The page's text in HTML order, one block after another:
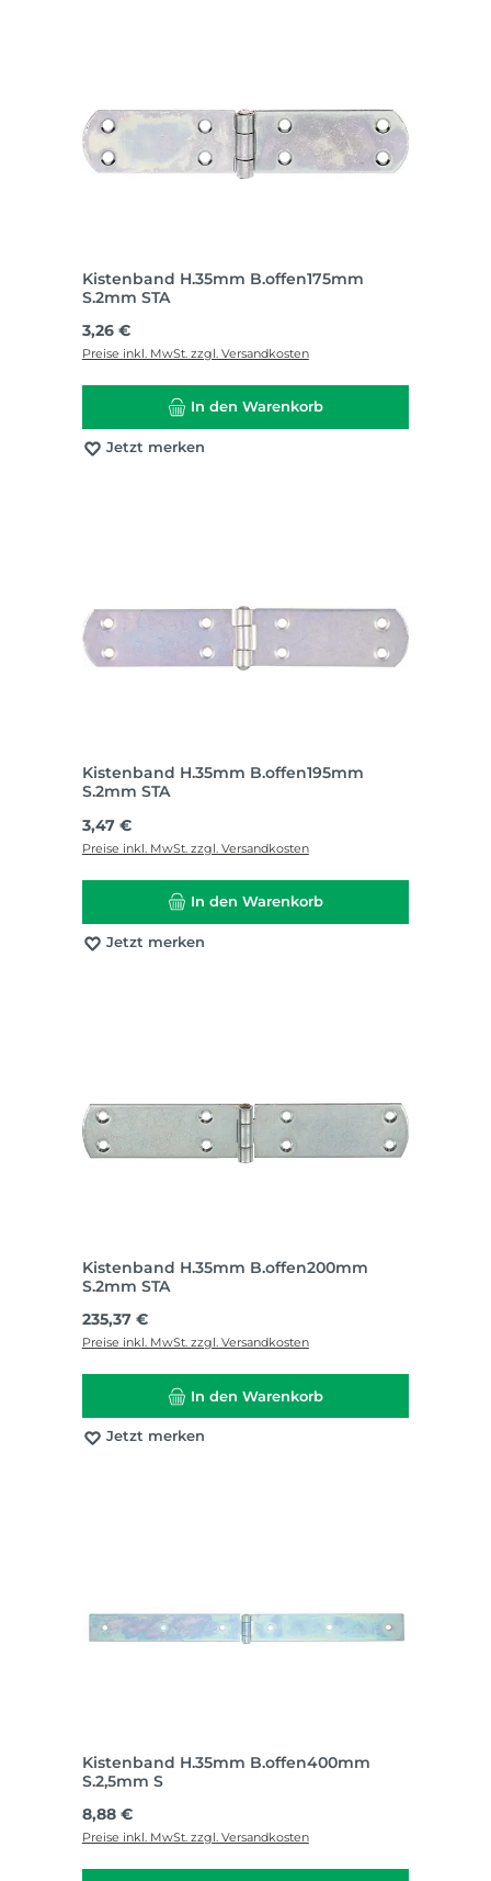
Kistenband H.35mm B.offen175mm
S.2mm STA
Regulärer Preis:
3,26 €
Preise inkl. MwSt. zzgl. Versandkosten
In den Warenkorb
Jetzt merken
Kistenband H.35mm B.offen195mm
S.2mm STA
Regulärer Preis:
3,47 €
Preise inkl. MwSt. zzgl. Versandkosten
In den Warenkorb
Jetzt merken
Kistenband H.35mm B.offen200mm
S.2mm STA
Regulärer Preis:
235,37 €
Preise inkl. MwSt. zzgl. Versandkosten
In den Warenkorb
Jetzt merken
Kistenband H.35mm B.offen400mm
S.2,5mm S
Regulärer Preis:
8,88 €
Preise inkl. MwSt. zzgl. Versandkosten